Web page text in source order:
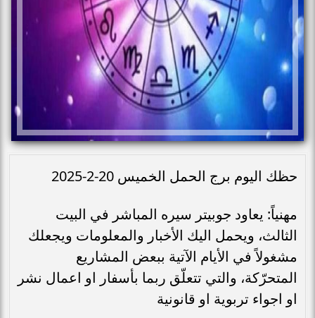
حظك اليوم برج الحمل الخميس 20-2-2025
مهنياً: يعاود جوبيتر سيره المباشر في البيت
الثالث، ويحمل اليك الأخبار والمعلومات ويجعلك
مشغولاً في الأيام الآتية ببعض المشاريع
المتحرّكة، والتي تتعلّق ربما بأسفار او اعمال نشر
او اجواء تربوية او قانونية